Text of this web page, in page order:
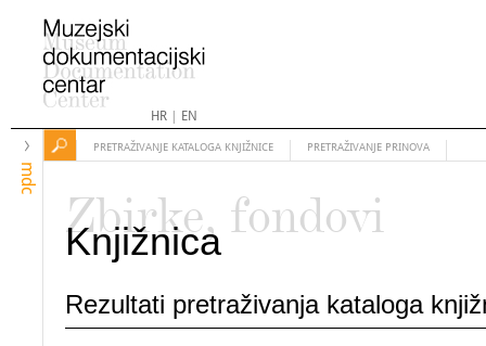
HR| EN
mdc
PRETRAŽIVANJE KATALOGA KNJIŽNICE PRETRAŽIVANJE PRINOVA
Zbirke, fondovi
Knjižnica
Rezultati pretraživanja kataloga